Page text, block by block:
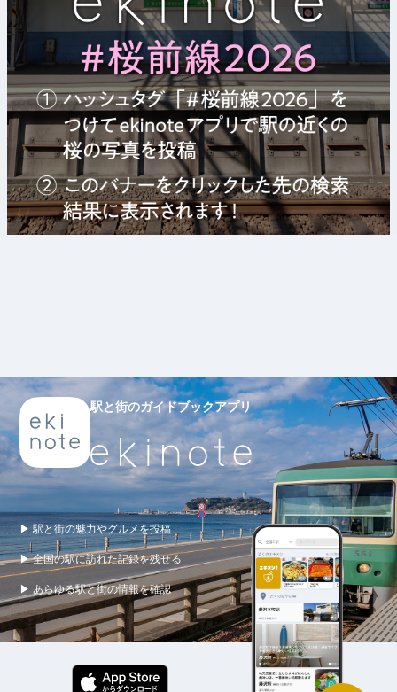
駅と街のガイドブックアプリ
▶ 駅と街の魅力やグルメを投稿
▶ 全国の駅に訪れた記録を残せる
▶ あらゆる駅と街の情報を確認